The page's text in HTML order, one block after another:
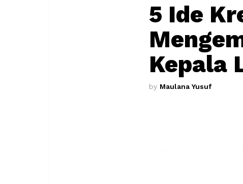
5 Ide
Kepala
by Maulana Yusuf